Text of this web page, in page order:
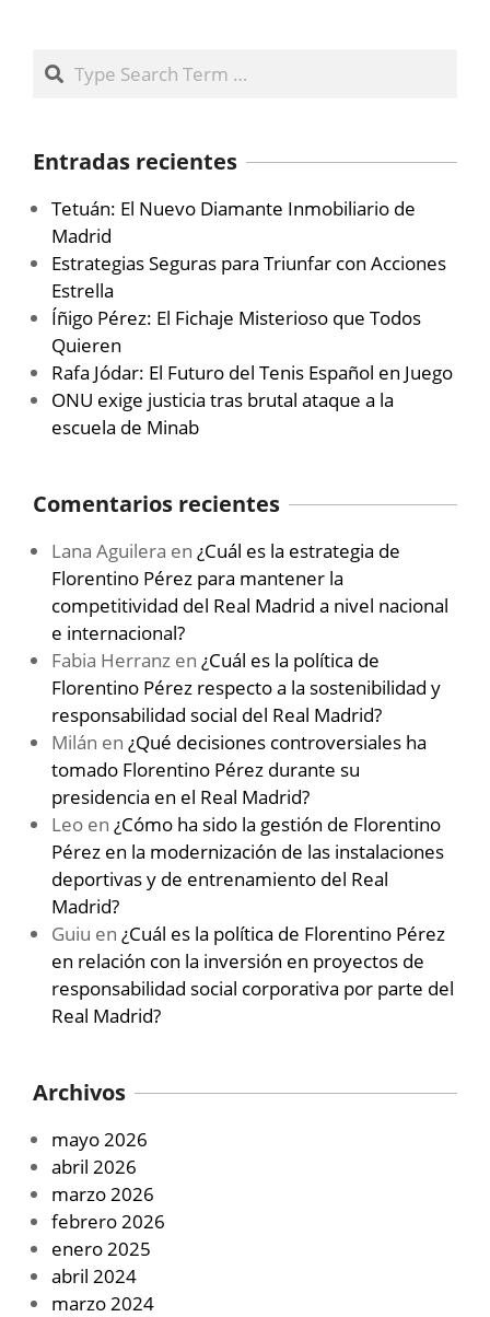
Search
Entradas recientes
Tetuán: El Nuevo Diamante Inmobiliario de
Madrid
Estrategias Seguras para Triunfar con Acciones
Estrella
Íñigo Pérez: El Fichaje Misterioso que Todos
Quieren
Rafa Jódar: El Futuro del Tenis Español en Juego
ONU exige justicia tras brutal ataque a la
escuela de Minab
Comentarios recientes
Lana Aguilera en ¿Cuál es la estrategia de
Florentino Pérez para mantener la
competitividad del Real Madrid a nivel nacional
e internacional?
Fabia Herranz en ¿Cuál es la política de
Florentino Pérez respecto a la sostenibilidad y
responsabilidad social del Real Madrid?
Milán en ¿Qué decisiones controversiales ha
tomado Florentino Pérez durante su
presidencia en el Real Madrid?
Leo en ¿Cómo ha sido la gestión de Florentino
Pérez en la modernización de las instalaciones
deportivas y de entrenamiento del Real
Madrid?
Guiu en ¿Cuál es la política de Florentino Pérez
en relación con la inversión en proyectos de
responsabilidad social corporativa por parte del
Real Madrid?
Archivos
mayo 2026
abril 2026
marzo 2026
febrero 2026
enero 2025
abril 2024
marzo 2024